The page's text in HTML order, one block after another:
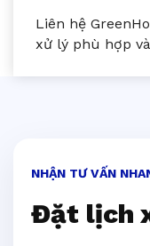
Liên hệ
xử lý phù hợp
NHẬN TƯ VẤN
Đặt lịch